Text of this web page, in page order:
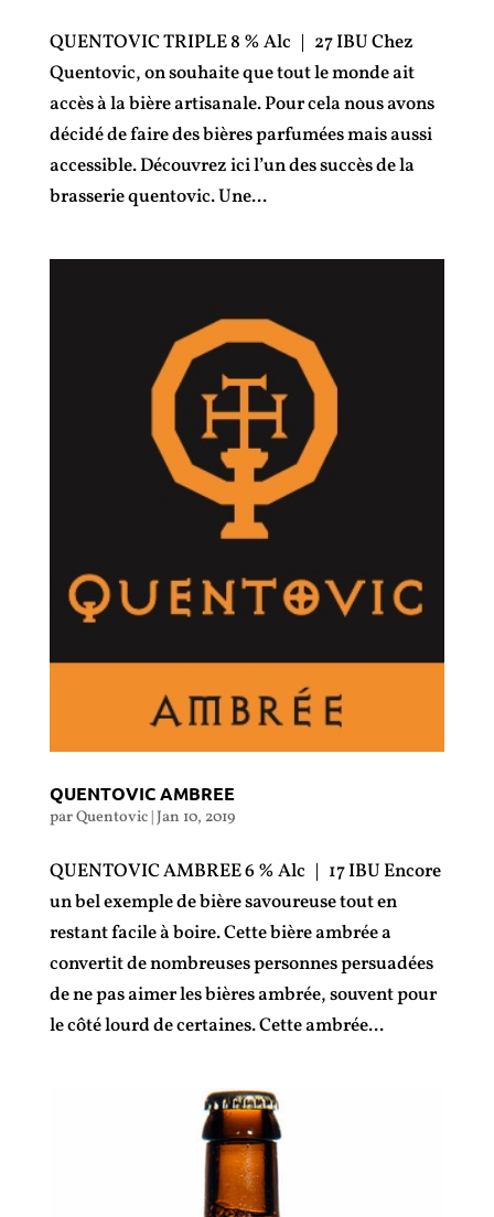
QUENTOVIC TRIPLE 8 % Alc | 27 IBU Chez
Quentovic, on souhaite que tout le monde ait
accès à la bière artisanale. Pour cela nous avons
décidé de faire des bières parfumées mais aussi
accessible. Découvrez ici l’un des succès de la
brasserie quentovic. Une...
QUENTOVIC AMBREE
parQuentovic|Jan 10, 2019
QUENTOVIC AMBREE 6 % Alc | 17 IBU Encore
un bel exemple de bière savoureuse tout en
restant facile à boire. Cette bière ambrée a
convertit de nombreuses personnes persuadées
de ne pas aimer les bières ambrée, souvent pour
le côté lourd de certaines. Cette ambrée...